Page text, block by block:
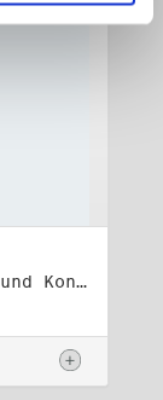
Titel: Koordinierungsgruppe und Kontakttelefongruppe